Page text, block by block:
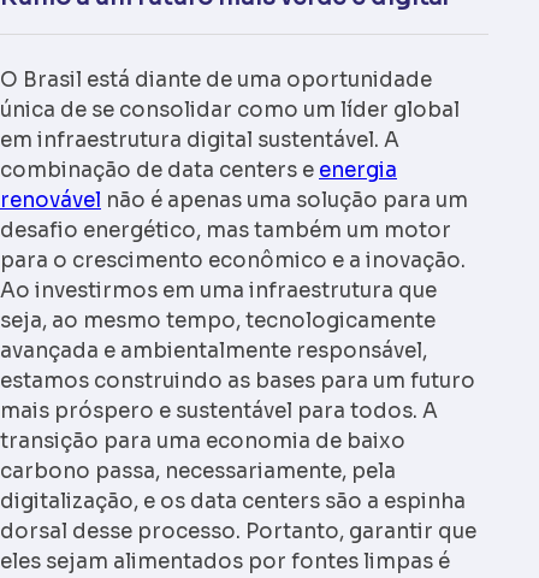
O Brasil está diante de uma oportunidade
única de se consolidar como um líder global
em infraestrutura digital sustentável. A
combinação de data centers e energia
renovável não é apenas uma solução para um
desafio energético, mas também um motor
para o crescimento econômico e a inovação.
Ao investirmos em uma infraestrutura que
seja, ao mesmo tempo, tecnologicamente
avançada e ambientalmente responsável,
estamos construindo as bases para um futuro
mais próspero e sustentável para todos. A
transição para uma economia de baixo
carbono passa, necessariamente, pela
digitalização, e os data centers são a espinha
dorsal desse processo. Portanto, garantir que
eles sejam alimentados por fontes limpas é